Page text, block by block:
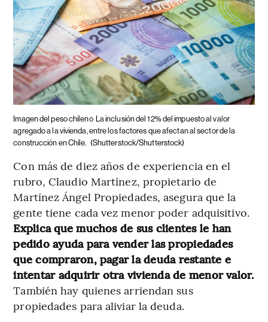
Imagen del peso chileno La inclusión del 12% del impuesto al valor
agregado a la vivienda, entre los factores que afectan al sector de la
construcción en Chile. (Shutterstock/Shutterstock)
Con más de diez años de experiencia en el
rubro, Claudio Martínez, propietario de
Martínez Ángel Propiedades, asegura que la
gente tiene cada vez menor poder adquisitivo.
Explica que muchos de sus clientes le han
pedido ayuda para vender las propiedades
que compraron, pagar la deuda restante e
intentar adquirir otra vivienda de menor valor.
También hay quienes arriendan sus
propiedades para aliviar la deuda.